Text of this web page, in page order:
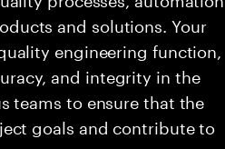
and solutions. Your
engineering function,
and integrity in the
teams to ensure that the
goals and contribute to